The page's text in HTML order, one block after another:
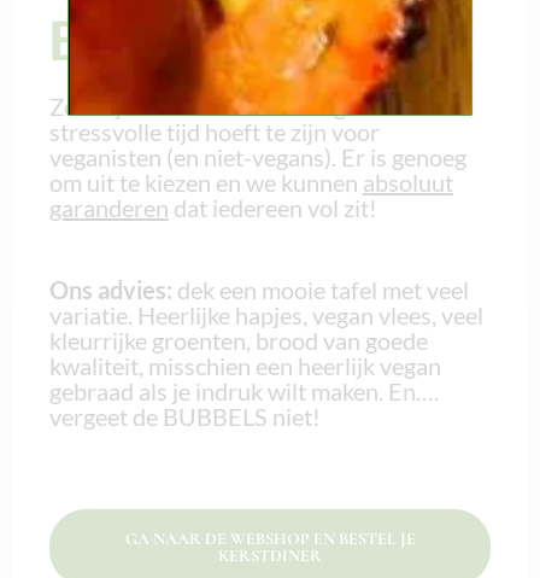
Een laatste advies
Zo zie je maar dat Kerstmis geen
stressvolle tijd hoeft te zijn voor
veganisten (en niet-vegans). Er is genoeg
om uit te kiezen en we kunnen absoluut
garanderen dat iedereen vol zit!
Ons advies: dek een mooie tafel met veel
variatie. Heerlijke hapjes, vegan vlees, veel
kleurrijke groenten, brood van goede
kwaliteit, misschien een heerlijk vegan
gebraad als je indruk wilt maken. En….
vergeet de BUBBELS niet!
GA NAAR DE WEBSHOP EN BESTEL JE
KERSTDINER